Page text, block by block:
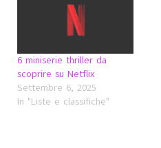
6 miniserie thriller da
scoprire su Netflix
Settembre 6, 2025
In "Liste e classifiche"